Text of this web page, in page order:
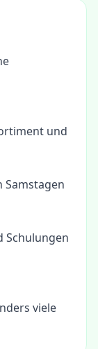
und
Samstagen
Schulungen
viele